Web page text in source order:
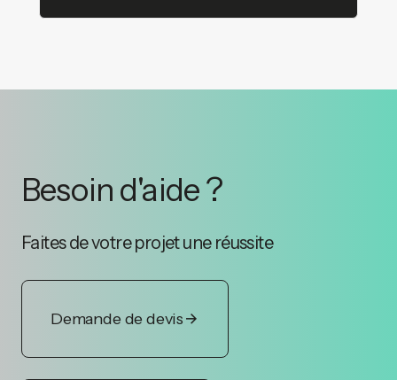
Besoin d'aide ?
Faites de votre projet une réussite
Demande de devis